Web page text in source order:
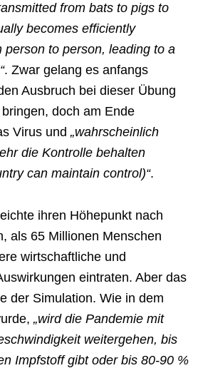
from bats to pigs to
becomes efficiently
person to person, leading to a
. Zwar gelang es anfangs
Ausbruch bei dieser Übung
doch am Ende
Virus und „wahrscheinlich
die Kontrolle behalten
can maintain control)“.
ihren Höhepunkt nach
als 65 Millionen Menschen
wirtschaftliche und
eintraten. Aber das
der Simulation. Wie in dem
„wird die Pandemie mit
weitergehen, bis
Impfstoff gibt oder bis 80-90 %